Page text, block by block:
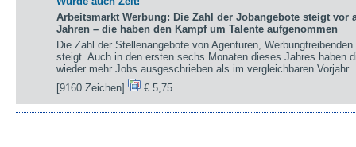
Arbeitsmarkt Werbung: Die Zahl der Jobangebote steigt vor
Jahren – die haben den Kampf um Talente aufgenommen
Die Zahl der Stellenangebote von Agenturen,
steigt. Auch in den ersten sechs Monaten dieses Jahres haben
wieder mehr Jobs ausgeschrieben als im vergleichbaren Vorjahr
[9160 Zeichen]
€ 5,75